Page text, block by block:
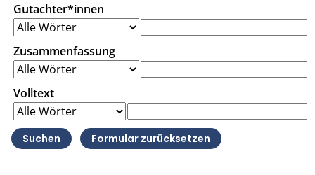
Gutachter*innen
Zusammenfassung
Volltext